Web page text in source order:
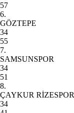
57
6.
GÖZTEPE
34
55
7.
SAMSUNSPOR
34
51
8.
ÇAYKUR RİZESPOR
34